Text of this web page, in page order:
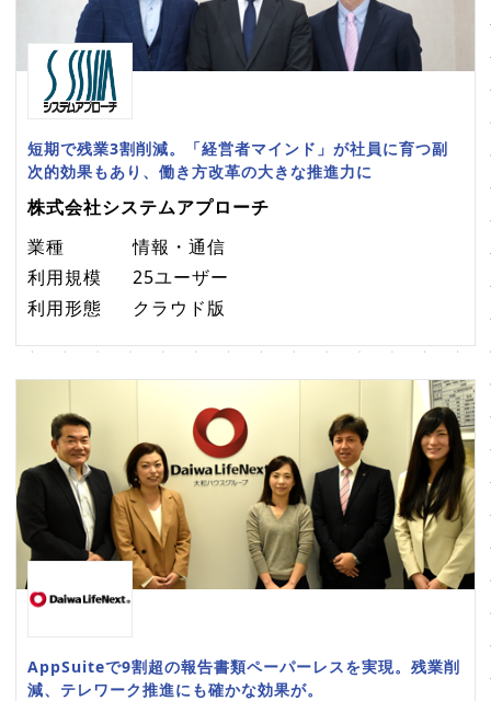
短期で残業3割削減。「経営者マインド」が社員に育つ副
次的効果もあり、働き方改革の大きな推進力に
株式会社システムアプローチ
業種
情報・通信
利用規模
25ユーザー
利用形態
クラウド版
AppSuiteで9割超の報告書類ペーパーレスを実現。残業削
減、テレワーク推進にも確かな効果が。